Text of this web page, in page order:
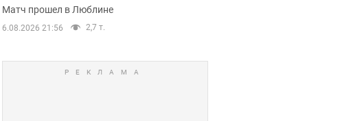
Матч прошел в Люблине
6.08.2026 21:56 2,7 т.